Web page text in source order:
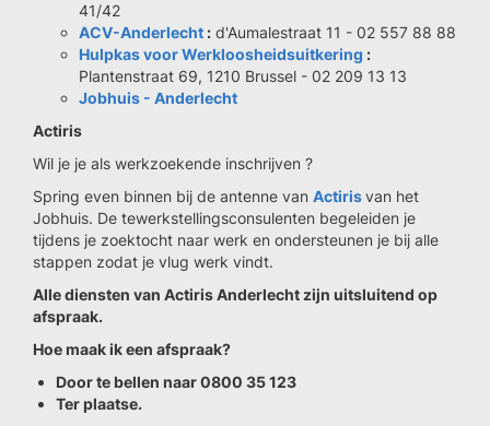
41/42
ACV-Anderlecht : d'Aumalestraat 11 - 02 557 88 88
Hulpkas voor Werkloosheidsuitkering :
Plantenstraat 69, 1210 Brussel - 02 209 13 13
Jobhuis - Anderlecht
Actiris
Wil je je als werkzoekende inschrijven ?
Spring even binnen bij de antenne van Actirisvan het
Jobhuis. De tewerkstellingsconsulenten begeleiden je
tijdens je zoektocht naar werk en ondersteunen je bij alle
stappen zodat je vlug werk vindt.
Alle diensten van Actiris Anderlecht zijn uitsluitend op
afspraak.
Hoe maak ik een afspraak?
Door te bellen naar 0800 35 123
Ter plaatse.